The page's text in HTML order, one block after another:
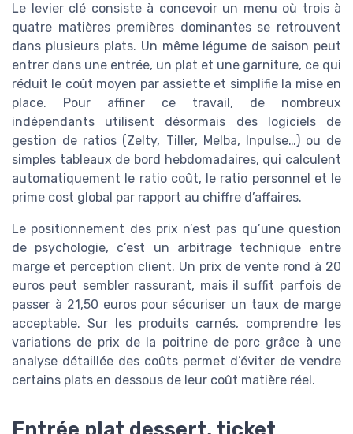
Le levier clé consiste à concevoir un menu où trois à
quatre matières premières dominantes se retrouvent
dans plusieurs plats. Un même légume de saison peut
entrer dans une entrée, un plat et une garniture, ce qui
réduit le coût moyen par assiette et simplifie la mise en
place. Pour affiner ce travail, de nombreux
indépendants utilisent désormais des logiciels de
gestion de ratios (Zelty, Tiller, Melba, Inpulse…) ou de
simples tableaux de bord hebdomadaires, qui calculent
automatiquement le ratio coût, le ratio personnel et le
prime cost global par rapport au chiffre d’affaires.
Le positionnement des prix n’est pas qu’une question
de psychologie, c’est un arbitrage technique entre
marge et perception client. Un prix de vente rond à 20
euros peut sembler rassurant, mais il suffit parfois de
passer à 21,50 euros pour sécuriser un taux de marge
acceptable. Sur les produits carnés, comprendre les
variations de prix de la poitrine de porc grâce à une
analyse détaillée des coûts permet d’éviter de vendre
certains plats en dessous de leur coût matière réel.